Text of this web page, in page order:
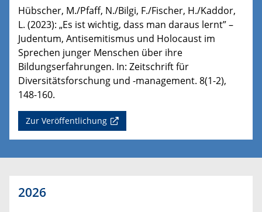
Hübscher, M./Pfaff, N./Bilgi, F./Fischer, H./Kaddor,
L. (2023): „Es ist wichtig, dass man daraus lernt” –
Judentum, Antisemitismus und Holocaust im
Sprechen junger Menschen über ihre
Bildungserfahrungen. In: Zeitschrift für
Diversitätsforschung und -management. 8(1-2),
148-160.
Zur Veröffentlichung
2026